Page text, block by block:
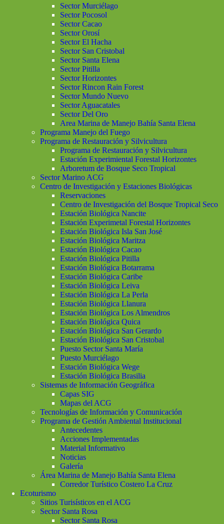
Sector Murciélago
Sector Pocosol
Sector Cacao
Sector Orosí
Sector El Hacha
Sector San Cristobal
Sector Santa Elena
Sector Pitilla
Sector Horizontes
Sector Rincon Rain Forest
Sector Mundo Nuevo
Sector Aguacatales
Sector Del Oro
Area Marina de Manejo Bahía Santa Elena
Programa Manejo del Fuego
Programa de Restauración y Silvicultura
Programa de Restauración y Silvicultura
Estación Experimiental Forestal Horizontes
Arboretum de Bosque Seco Tropical
Sector Marino ACG
Centro de Investigación y Estaciones Biológicas
Reservaciones
Centro de Investigación del Bosque Tropical Seco
Estación Biológica Nancite
Estación Experimetal Forestal Horizontes
Estación Biológica Isla San José
Estación Biológica Maritza
Estación Biológica Cacao
Estación Biológica Pitilla
Estación Biológica Botarrama
Estación Biológica Caribe
Estación Biológica Leiva
Estación Biológica La Perla
Estación Biológica Llanura
Estación Biológica Los Almendros
Estación Biológica Quica
Estación Biológica San Gerardo
Estación Biológica San Cristobal
Puesto Sector Santa María
Puesto Murciélago
Estación Biológica Wege
Estación Biológica Brasilia
Sistemas de Información Geográfica
Capas SIG
Mapas del ACG
Tecnologías de Información y Comunicación
Programa de Gestión Ambiental Institucional
Antecedentes
Acciones Implementadas
Material Informativo
Noticias
Galería
Área Marina de Manejo Bahía Santa Elena
Corredor Turístico Costero La Cruz
Ecoturismo
Sitios Turisísticos en el ACG
Sector Santa Rosa
Sector Santa Rosa